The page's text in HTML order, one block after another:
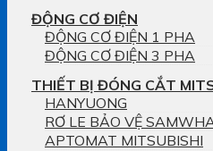
ĐỘNG CƠ ĐIỆN
ĐỘNG CƠ ĐIỆN 1 PHA
ĐỘNG CƠ ĐIỆN 3 PHA
THIẾT BỊ ĐÓNG CẮT
HANYUONG
RƠ LE BẢO VỆ
APTOMAT MITSUBISHI